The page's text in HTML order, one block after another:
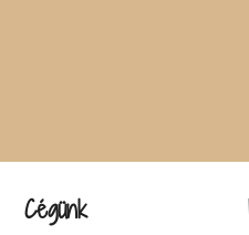
Cégünk